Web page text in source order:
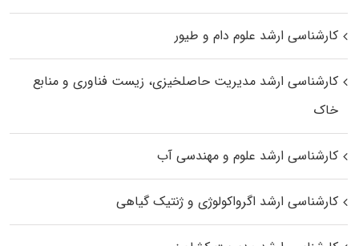
کارشناسی ارشد علوم دام و طیور
کارشناسی ارشد مدیریت حاصلخیزی، زیست فناوری و منابع
خاک
کارشناسی ارشد علوم و مهندسی آب
کارشناسی ارشد اگرواکولوژی و ژنتیک گیاهی